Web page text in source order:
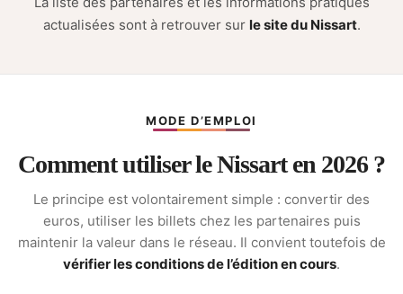
actualisées sont à retrouver sur le site du Nissart.
MODE D’EMPLOI
Comment utiliser le Nissart en 2026 ?
Le principe est volontairement simple : convertir des
euros, utiliser les billets chez les partenaires puis
maintenir la valeur dans le réseau. Il convient toutefois de
vérifier les conditions de l’édition en cours.